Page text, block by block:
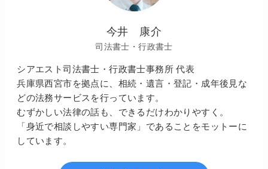
今井 康介
司法書士・行政書士
シアエスト司法書士・行政書士事務所 代表
兵庫県西宮市を拠点に、相続・遺言・登記・成年後見な
どの法務サービスを行っています。
むずかしい法律の話も、できるだけわかりやすく。
「身近で相談しやすい専門家」であることをモットーに
しています。